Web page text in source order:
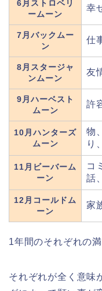
6月ストロベリ
ームーン
幸
7月バックムー
ン
仕
8月スタージャ
ンムーン
友
9月ハーベスト
ムーン
許
10月ハンターズ
ムーン
物
り
11月ビーバーム
ーン
コ
話
12月コールドム
ーン
家
1年間のそれぞれの
それぞれが全く意味